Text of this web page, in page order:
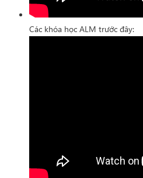
Các khóa học ALM trước đây: